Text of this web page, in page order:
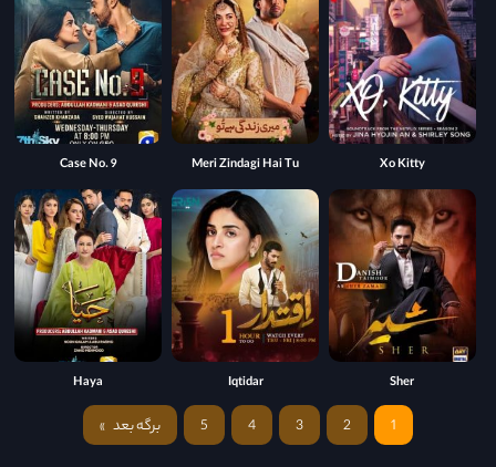
Xo Kitty
Meri Zindagi Hai Tu
Case No. 9
Sher
Iqtidar
Haya
1
2
3
4
5 برگه بعد »